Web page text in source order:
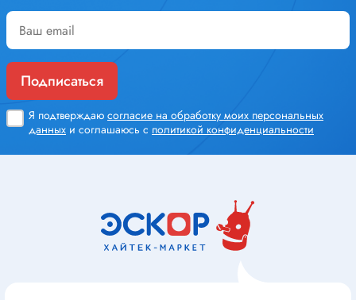
Подписаться
Я подтверждаю согласие на обработку моих персональных
данных и соглашаюсь с политикой конфиденциальности